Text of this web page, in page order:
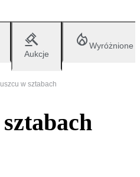
Aukcje
Wyróżnione
w sztabach